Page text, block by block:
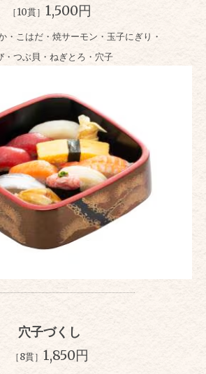
［10貫］ 1,500円
・こはだ・焼サーモン・玉子にぎり・
・つぶ貝・ねぎとろ・穴子
穴子づくし
［8貫］ 1,850円